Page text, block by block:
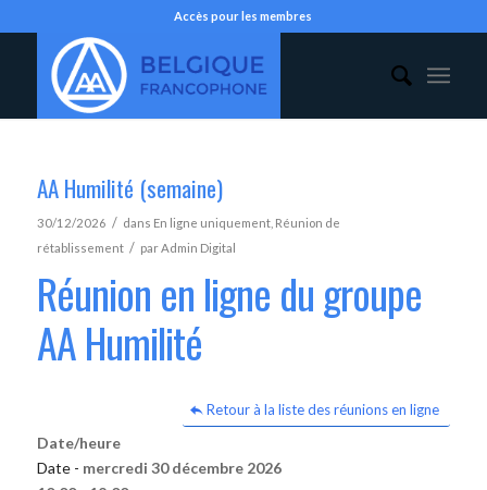
Accès pour les membres
AA Humilité (semaine)
30/12/2026 / dans En ligne uniquement, Réunion de
rétablissement / parAdmin Digital
Réunion en ligne du groupe
AA Humilité
Retour à la liste des réunions en ligne
Date/heure
Date - mercredi 30 décembre 2026